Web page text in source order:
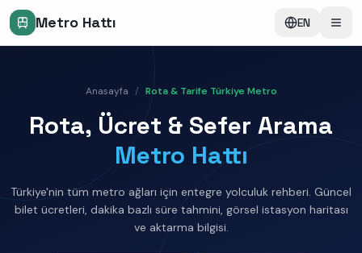
Metro Hattı EN
Anasayfa / Rota & Tarife Türkiye Metro
Rota, Ücret & Sefer Arama
Metro Hattı
Türkiye'nin tüm metro ağları için entegre yolculuk rehberi. Güncel
bilet ücretleri, dakika bazlı süre tahmini, görsel istasyon haritası
ve aktarma bilgisi.